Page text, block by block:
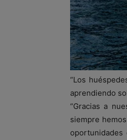
“Los
aprendiendo
“Gracias a
siempre